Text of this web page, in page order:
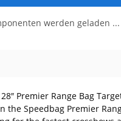
werden geladen ...
Premier Range Bag
the Speedbag Premier